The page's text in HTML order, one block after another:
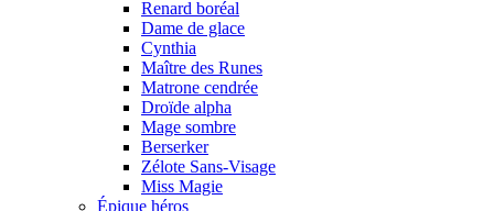
Renard boréal
Dame de glace
Cynthia
Maître des Runes
Matrone cendrée
Droïde alpha
Mage sombre
Berserker
Zélote Sans-Visage
Miss Magie
Épique héros